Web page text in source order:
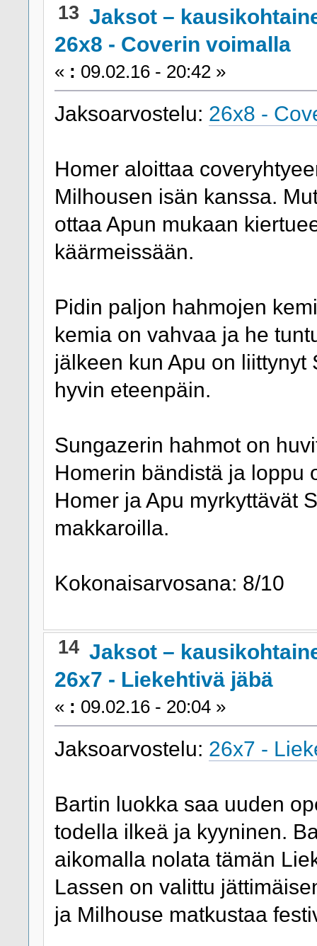
13 Jaksot –
26x8 - Coverin voimalla
« : 09.02.16 - 20:42 »
Jaksoarvostelu: 26x8 -
Homer aloittaa
Milhousen isän kanssa.
ottaa Apun mukaan
käärmeissään.
Pidin paljon hahmojen
kemia on vahvaa ja he
jälkeen kun Apu on
hyvin eteenpäin.
Sungazerin hahmot on
Homerin bändistä ja loppu
Homer ja Apu myrkyttävät
makkaroilla.
Kokonaisarvosana: 8/10
14 Jaksot –
26x7 - Liekehtivä jäbä
« : 09.02.16 - 20:04 »
Jaksoarvostelu: 26x7 -
Bartin luokka saa uuden
todella ilkeä ja kyyninen.
aikomalla nolata tämän
Lassen on valittu
ja Milhouse matkustaa